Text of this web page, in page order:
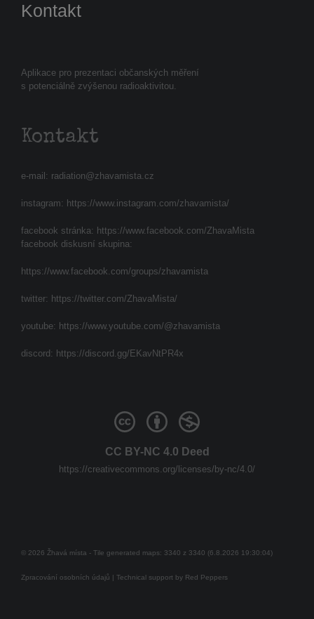
Aplikace pro prezentaci občanských měření
s potenciálně zvýšenou radioaktivitou.
Kontakt
e-mail: radiation@zhavamista.cz
instagram: https://www.instagram.com/zhavamista/
facebook stránka: https://www.facebook.com/ZhavaMista
facebook diskusní skupina:
https://www.facebook.com/groups/zhavamista
twitter: https://twitter.com/ZhavaMista/
youtube: https://www.youtube.com/@zhavamista
discord: https://discord.gg/EKavNtPR4x
Kontakt
CC BY-NC 4.0 Deed
https://creativecommons.org/licenses/by-nc/4.0/
© 2026 Žhavá místa - Tile generated maps: 3340 z 3340 (6.8.2026 19:30:04)
Zpracování osobních údajů | Technical support by Red Peppers